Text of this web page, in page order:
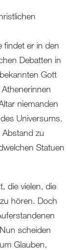
findet er in den
Debatten in
Gott
niemanden
Universums.
zu
Statuen
die vielen, die
hören. Doch
scheiden
Glauben,